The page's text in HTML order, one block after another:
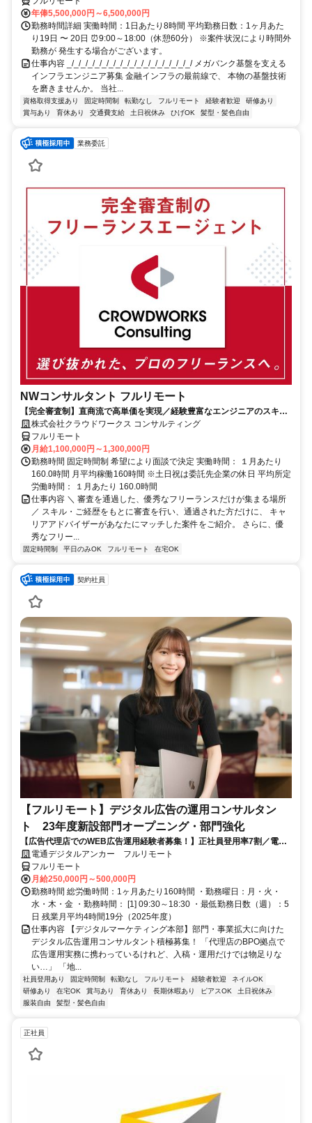
年俸5,500,000円～6,500,000円
勤務時間詳細 実働時間：1日あたり8時間 平均勤務日数：1ヶ月あた
り19日 〜 20日 ⏰9:00～18:00（休憩60分） ※案件状況により時間外
勤務が 発生する場合がございます。
仕事内容 _/_/_/_/_/_/_/_/_/_/_/_/_/_/_/_/_/_/ メガバンク基盤を支える
インフラエンジニア募集 金融インフラの最前線で、 本物の基盤技術
を磨きませんか。 当社...
資格取得支援あり 固定時間制 転勤なし フルリモート 経験者歓迎
研修あり
賞与あり
育休あり 交通費支給 土日祝休み ひげOK 髪型・髪色自由
業務委託
NWコンサルタント フルリモート
【完全審査制】直商流で高単価を実現／経験豊富なエンジニアのスキル
に合致した案件を多数保有
株式会社クラウドワークス コンサルティング
フルリモート
月給1,100,000円～1,300,000円
勤務時間 固定時間制 希望により面談で決定 実働時間： １月あたり
160.0時間 月平均稼働160時間 ※土日祝は委託先企業の休日 平均所定
労働時間： １月あたり 160.0時間
仕事内容 ＼ 審査を通過した、優秀なフリーランスだけが集まる場所
／ スキル・ご経歴をもとに審査を行い、通過された方だけに、 キャ
リアアドバイザーがあなたにマッチした案件をご紹介。 さらに、優
秀なフリー...
固定時間制 平日のみOK フルリモート 在宅OK
契約社員
【フルリモート】デジタル広告の運用コンサルタン
ト 23年度新設部門オープニング・部門強化
【広告代理店でのWEB広告運用経験者募集！】正社員登用率7割／電通
G／全国×完全在宅／年休126日・土日祝休み／残業月平均4時間19分
電通デジタルアンカー フルリモート
フルリモート
月給250,000円～500,000円
勤務時間 総労働時間：1ヶ月あたり160時間 ・勤務曜日：月・火・
水・木・金 ・勤務時間： [1] 09:30～18:30 ・最低勤務日数（週）：5
日 残業月平均4時間19分（2025年度）
仕事内容 【デジタルマーケティング本部】部門・事業拡大に向けた
デジタル広告運用コンサルタント積極募集！ 「代理店のBPO拠点で
広告運用実務に携わっているけれど、入稿・運用だけでは物足りな
い…」 「地...
社員登用あり 固定時間制 転勤なし フルリモート 経験者歓迎
ネイルOK
研修あり
在宅OK 賞与あり 育休あり 長期休暇あり ピアスOK
土日祝休み
服装自由
髪型・髪色自由
正社員